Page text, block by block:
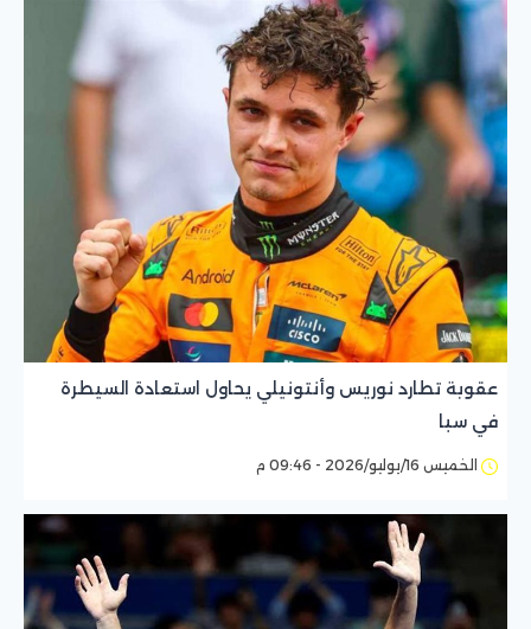
عقوبة تطارد نوريس وأنتونيلي يحاول استعادة السيطرة
في سبا
الخميس 16/يوليو/2026 - 09:46 م